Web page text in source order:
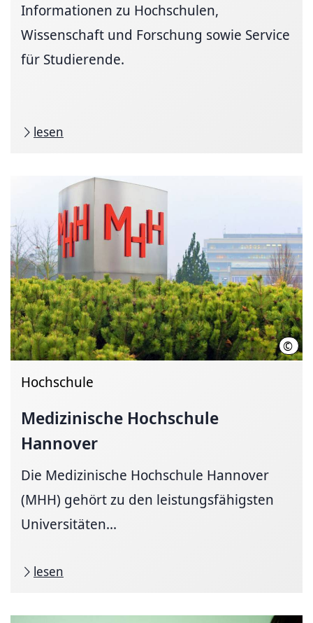
Informationen zu Hochschulen,
Wissenschaft und Forschung sowie Service
für Studierende.
lesen
©
Hochschule
Medizinische Hochschule
Hannover
Die Medizinische Hochschule Hannover
(MHH) gehört zu den leistungsfähigsten
Universitäten...
lesen